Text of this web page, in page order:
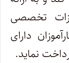
تخصصی
دارای
نماید.